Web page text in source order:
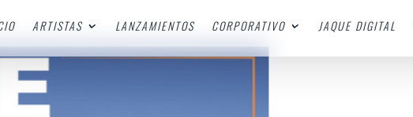
ARTISTAS LANZAMIENTOS CORPORATIVO JAQUE DIGITAL